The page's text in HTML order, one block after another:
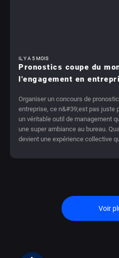
IL Y A 5 MOIS
Pronostics coupe du
l'engagement en
Organiser un concours de
entreprise, ce n&#39;est pas juste
un véritable outil de management
une super ambiance au bureau.
devient une expérience collective
Voir